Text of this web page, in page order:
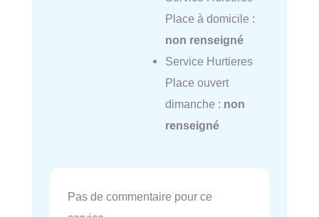
Place à domicile :
non renseigné
Service Hurtieres
Place ouvert
dimanche : non
renseigné
Pas de commentaire pour ce